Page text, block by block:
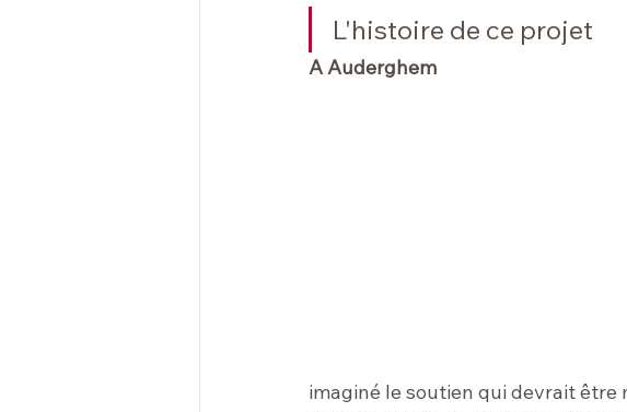
L'histoire de ce projet
A Auderghem
imaginé le soutien qui devrait être